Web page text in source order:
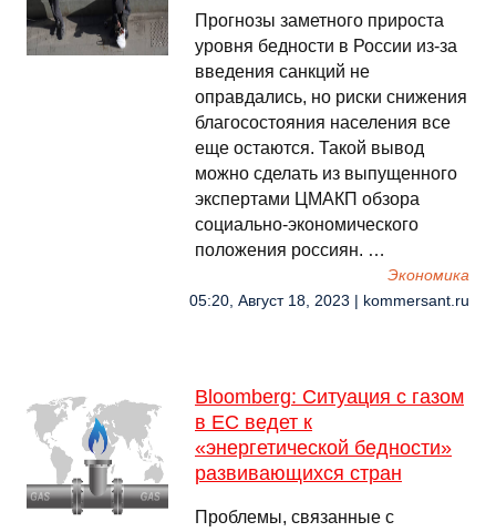
Прогнозы заметного прироста
уровня бедности в России из-за
введения санкций не
оправдались, но риски снижения
благосостояния населения все
еще остаются. Такой вывод
можно сделать из выпущенного
экспертами ЦМАКП обзора
социально-экономического
положения россиян. …
Экономика
05:20, Август 18, 2023 | kommersant.ru
Bloomberg: Ситуация с газом
в ЕС ведет к
«энергетической бедности»
развивающихся стран
Проблемы, связанные с